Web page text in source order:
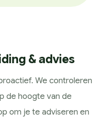
& advies
We controleren
de hoogte van de
om je te adviseren en